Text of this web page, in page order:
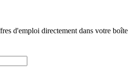
d'emploi directement dans votre boîte